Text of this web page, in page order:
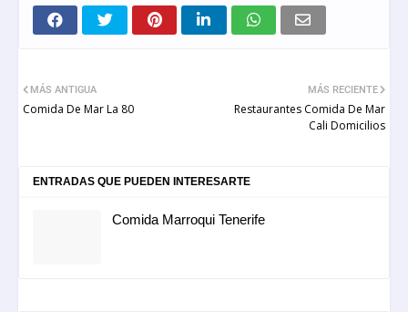
MÁS RECIENTE
Restaurantes Comida De Mar
Cali Domicilios
MÁS ANTIGUA
Comida De Mar La 80
ENTRADAS QUE PUEDEN INTERESARTE
Comida Marroqui Tenerife